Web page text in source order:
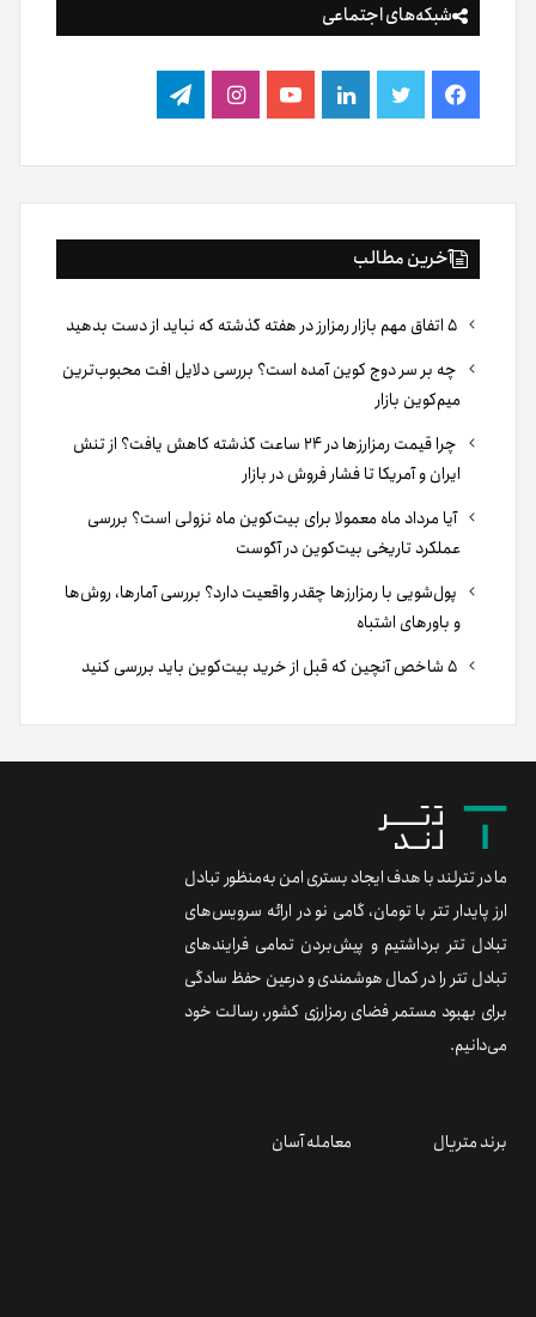
شبکه‌های اجتماعی
فیس
بوک
توییتر لینکدینیوتیوباینستاگرام
تلگرام
آخرین مطالب
چه بر سر دوج کوین آمده است؟ بررسی دلایل افت محبوب‌ترین
میم‌کوین بازار
چرا قیمت رمزارزها در ۲۴ ساعت گذشته کاهش یافت؟ از تنش
ایران و آمریکا تا فشار فروش در بازار
آیا مرداد ماه معمولا برای بیت‌کوین ماه نزولی است؟ بررسی
عملکرد تاریخی بیت‌کوین در آگوست
پول‌شویی با رمزارزها چقدر واقعیت دارد؟ بررسی آمارها، روش‌ها
و باورهای اشتباه
ما در تترلند با هدف ایجاد بستری امن به‌منظور تبادل
ارز پایدار تتر با تومان، گامی نو در ارائه سرویس‌های
تبادل تتر برداشتیم و پیش‌بردن تمامی فرایندهای
تبادل تتر را در کمال هوشمندی و درعین حفظ سادگی
برای بهبود مستمر فضای رمزارزی کشور، رسالت خود
می‌دانیم.
برند متریال معامله آسان